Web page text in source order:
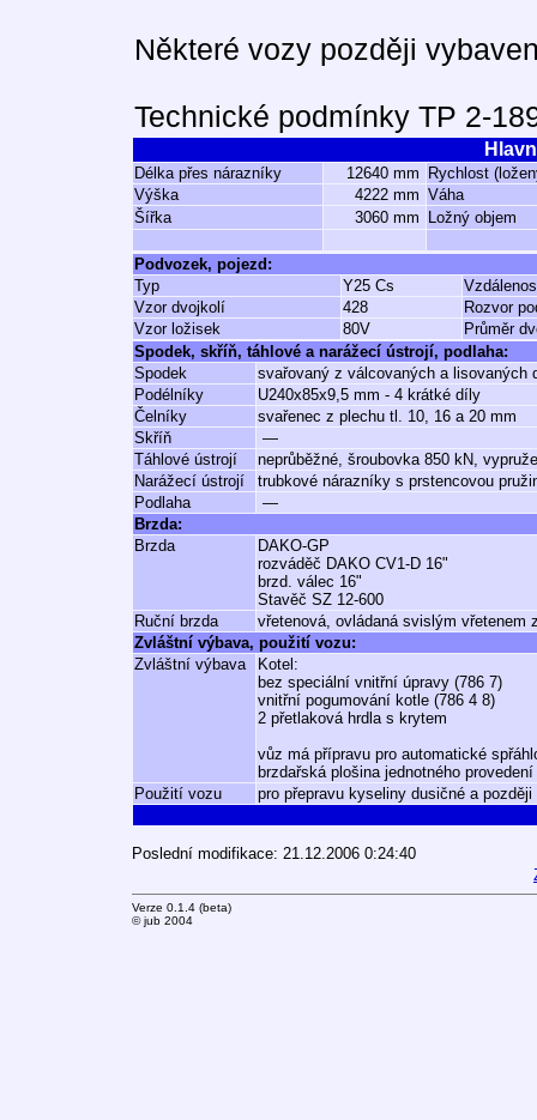
Některé vozy později
Technické podmínky TP 2-
Délka přes nárazníky 12640 mm
Rychlost
Výška
4222 mm Váha
Šířka
3060 mm Ložný objem
Podvozek, pojezd:
Typ
Y25 Cs
Vzor dvojkolí
428
Rozvor
Vzor ložisek
80V
Průměr
Spodek, skříň, táhlové a narážecí ústrojí, podlaha:
Spodek
svařovaný z válcovaných a lisovaných
Podélníky
U240x85x9,5 mm - 4 krátké díly
Čelníky
svařenec z plechu tl. 10, 16 a 20 mm
Skříň
—
Táhlové ústrojí
neprůběžné, šroubovka 850 kN,
Narážecí ústrojí
trubkové nárazníky s prstencovou
Podlaha
—
Brzda:
Brzda
DAKO-GP
rozváděč DAKO CV1-D 16"
brzd. válec 16"
Stavěč SZ 12-600
Ruční brzda
vřetenová, ovládaná svislým vřetenem
Zvláštní výbava, použití vozu:
Zvláštní výbava
Kotel:
bez speciální vnitřní úpravy (786 7)
vnitřní pogumování kotle (786 4 8)
2 přetlaková hrdla s krytem
vůz má přípravu pro automatické
brzdařská plošina jednotného
Použití vozu
pro přepravu kyseliny dusičné a
Poslední modifikace: 21.12.2006 0:24:40
Verze 0.1.4 (beta)
© jub 2004